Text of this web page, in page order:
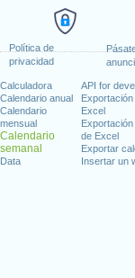
Política de
privacidad
Calculadora
Calendario anual
Calendario
mensual
Calendario
semanal
Data
API for
Excel
de Excel
Exportar
Insertar un